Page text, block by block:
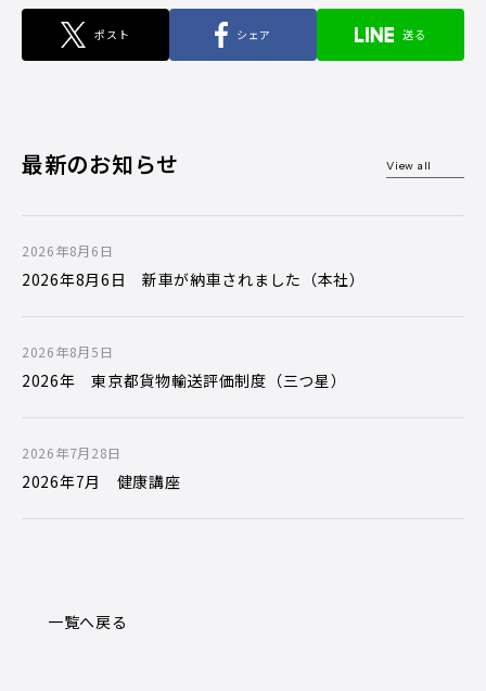
ポスト シェア 送る
最新のお知らせ View all
2026年8月6日
2026年8月6日 新車が納車されました（本社）
2026年8月5日
2026年 東京都貨物輸送評価制度（三つ星）
2026年7月28日
2026年7月 健康講座
一覧へ戻る